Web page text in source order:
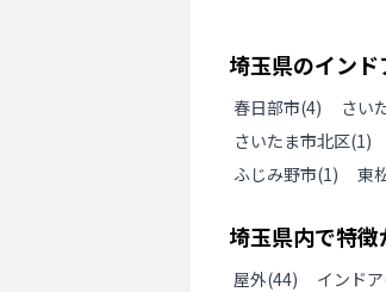
埼玉県のイン
春日部市(4) さい
さいたま市北区(1)
ふじみ野市(1) 東
埼玉県内で特徴
屋外(44) インドア